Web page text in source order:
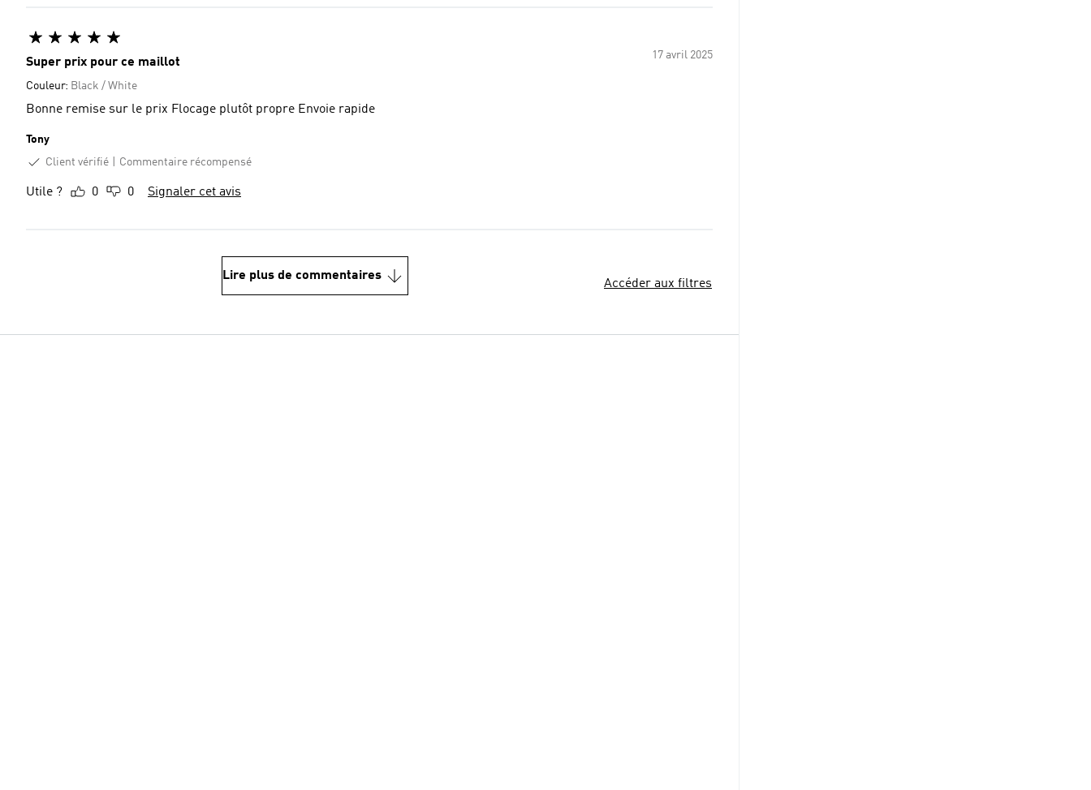
17 avril 2025
Super prix pour ce maillot
Couleur: Black / White
Bonne remise sur le prix Flocage plutôt propre Envoie rapide
Tony
Client vérifié
Commentaire récompensé
Utile ? 0 0 Signaler cet avis
Lire plus de commentaires
Accéder aux filtres